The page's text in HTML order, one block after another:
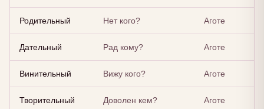
Родительный Нет кого? Аготе
Дательный Рад кому? Аготе
Винительный Вижу кого? Аготе
Творительный Доволен кем? Аготе